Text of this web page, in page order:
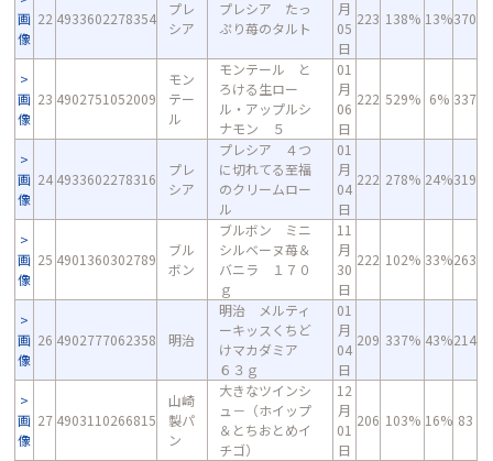
画
像
22 4933602278354
プレ
シア
プレシア たっ
ぷり苺のタルト
月
05
日
223 138% 13%370
画
像
23 4902751052009
モン
テー
ル
モンテール と
ろける生ロー
ル・アップルシ
ナモン ５
01
月
06
日
222 529% 6% 337
画
像
24 4933602278316
プレ
シア
プレシア ４つ
に切れてる至福
のクリームロー
ル
01
月
04
日
222 278% 24%319
画
像
25 4901360302789
ブル
ボン
ブルボン ミニ
シルベーヌ苺＆
バニラ １７０
ｇ
11
月
30
日
222 102% 33%263
画
像
26 4902777062358 明治
明治 メルティ
ーキッスくちど
けマカダミア
６３ｇ
01
月
04
日
209 337% 43%214
画
像
27 4903110266815
山崎
製パ
ン
大きなツインシ
ュ－（ホイップ
＆とちおとめイ
チゴ）
12
月
01
日
206 103% 16% 83